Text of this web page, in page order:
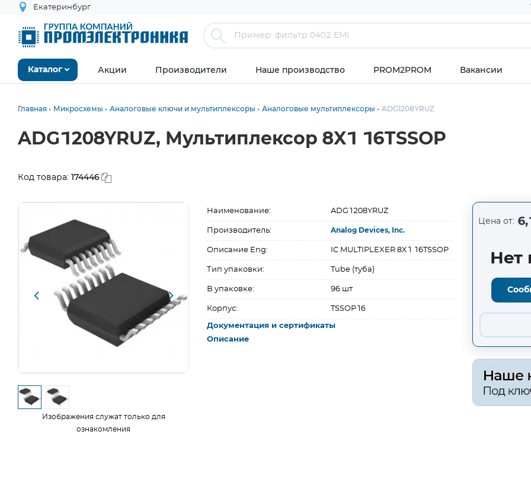
Екатеринбург
Каталог Акции Производители Наше производство PROM2PROM Вакансии
Главная Микросхемы Аналоговые ключи и мультиплексоры Аналоговые мультиплексоры ADG1208YRUZ
ADG1208YRUZ, Мультиплексор 8X1 16TSSOP
Код товара: 174446
Изображения служат только для
ознакомления
Наименование: ADG1208YRUZ
Производитель: Analog Devices, Inc.
Описание Eng: IC MULTIPLEXER 8X1 16TSSOP
Тип упаковки: Tube (туба)
В упаковке: 96 шт
Корпус: TSSOP16
Документация и сертификаты
Описание
Цена от:
Нет